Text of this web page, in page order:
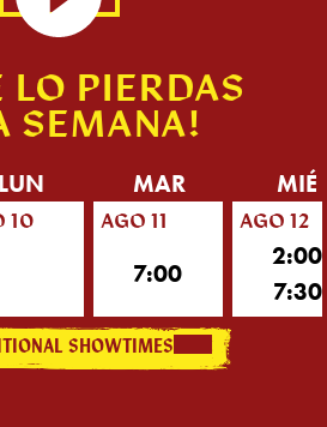
LO PIERDAS
SEMANA!
LUN MAR MIÉ
10 AGO 11
7:00
AGO 12
2:00
7:30
SHOWTIMES